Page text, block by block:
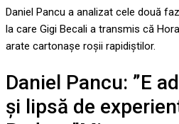
Daniel Pancu a analizat cele două
la care Gigi Becali a transmis că
arate cartonașe roșii rapidiștilor.
Daniel Pancu: ”E
și lipsă de